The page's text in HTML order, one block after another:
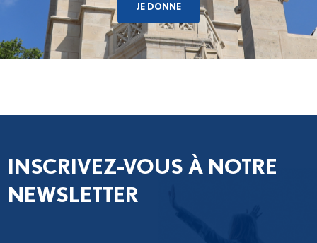
JE DONNE
INSCRIVEZ-VOUS À NOTRE
NEWSLETTER